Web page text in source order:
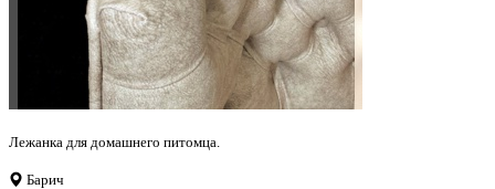
Лежанка для домашнего питомца.
Барич